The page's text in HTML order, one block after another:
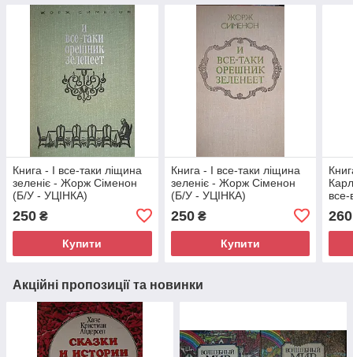
Книга - І все-таки ліщина
зеленіє - Жорж Сіменон
(Б/У - УЦІНКА)
250 ₴
Купити
Книга - І все-таки ліщина
зеленіє - Жорж Сіменон
(Б/У - УЦІНКА)
250₴
Купити
все-
260
Акційні пропозиції та новинки